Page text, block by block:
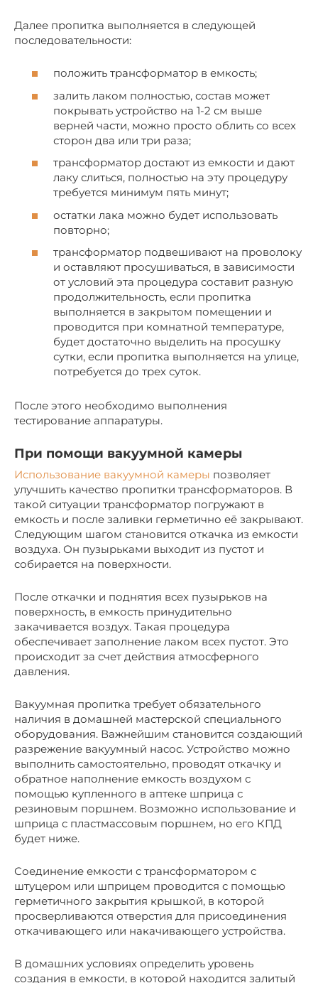
Далее пропитка выполняется в следующей
последовательности:
положить трансформатор в емкость;
залить лаком полностью, состав может
покрывать устройство на 1-2 см выше
верней части, можно просто облить со всех
сторон два или три раза;
трансформатор достают из емкости и дают
лаку слиться, полностью на эту процедуру
требуется минимум пять минут;
остатки лака можно будет использовать
повторно;
трансформатор подвешивают на проволоку
и оставляют просушиваться, в зависимости
от условий эта процедура составит разную
продолжительность, если пропитка
выполняется в закрытом помещении и
проводится при комнатной температуре,
будет достаточно выделить на просушку
сутки, если пропитка выполняется на улице,
потребуется до трех суток.
После этого необходимо выполнения
тестирование аппаратуры.
При помощи вакуумной камеры
Использование вакуумной камеры позволяет
улучшить качество пропитки трансформаторов. В
такой ситуации трансформатор погружают в
емкость и после заливки герметично её закрывают.
Следующим шагом становится откачка из емкости
воздуха. Он пузырьками выходит из пустот и
собирается на поверхности.
После откачки и поднятия всех пузырьков на
поверхность, в емкость принудительно
закачивается воздух. Такая процедура
обеспечивает заполнение лаком всех пустот. Это
происходит за счет действия атмосферного
давления.
Вакуумная пропитка требует обязательного
наличия в домашней мастерской специального
оборудования. Важнейшим становится создающий
разрежение вакуумный насос. Устройство можно
выполнить самостоятельно, проводят откачку и
обратное наполнение емкость воздухом с
помощью купленного в аптеке шприца с
резиновым поршнем. Возможно использование и
шприца с пластмассовым поршнем, но его КПД
будет ниже.
Соединение емкости с трансформатором с
штуцером или шприцем проводится с помощью
герметичного закрытия крышкой, в которой
просверливаются отверстия для присоединения
откачивающего или накачивающего устройства.
В домашних условиях определить уровень
создания в емкости, в которой находится залитый